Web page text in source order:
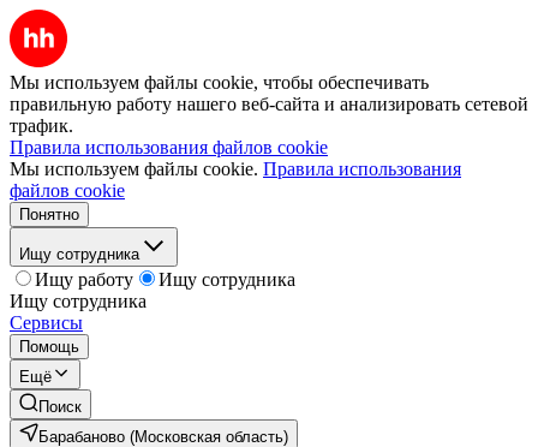
Мы используем файлы cookie, чтобы обеспечивать
правильную работу нашего веб-сайта и анализировать сетевой
трафик.
Правила использования файлов cookie
Мы используем файлы cookie. Правила использования
файлов cookie
Понятно
Ищу сотрудника
Ищу работу
Ищу сотрудника
Ищу сотрудника
Сервисы
Помощь
Ещё
Поиск
Барабаново (Московская область)